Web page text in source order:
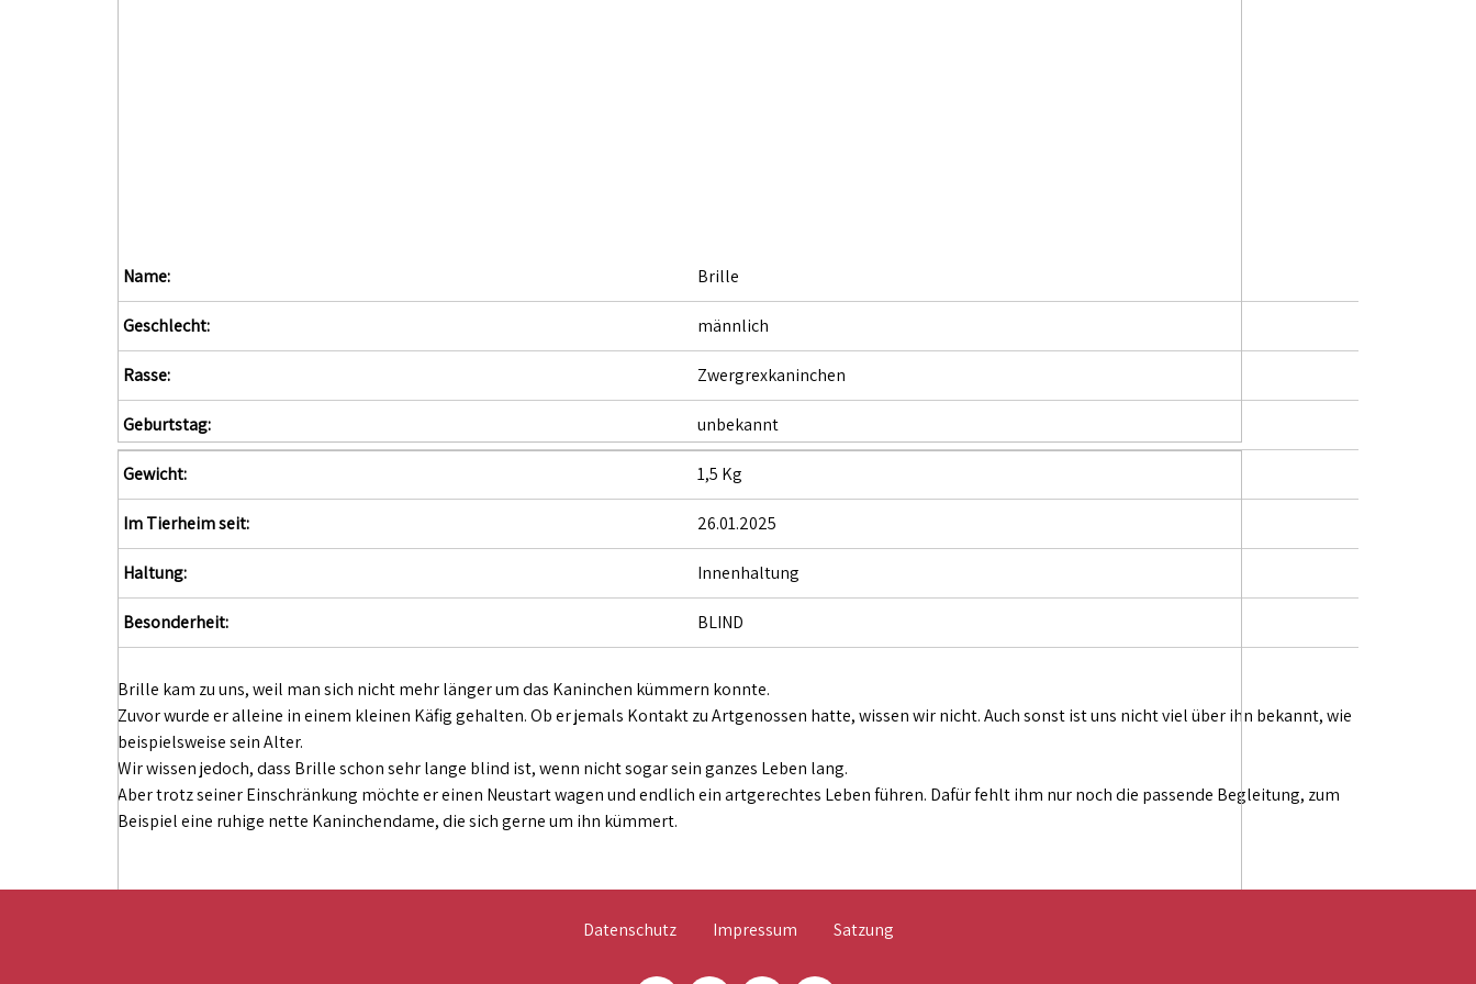
Name: Brille
Geschlecht: männlich
Rasse: Zwergrexkaninchen
Geburtstag: unbekannt
Gewicht: 1,5 Kg
Im Tierheim seit: 26.01.2025
Haltung: Innenhaltung
Besonderheit: BLIND
Brille kam zu uns, weil man sich nicht mehr länger um das Kaninchen kümmern konnte.
Zuvor wurde er alleine in einem kleinen Käfig gehalten. Ob er jemals Kontakt zu Artgenossen hatte, wissen wir nicht. Auch sonst ist uns nicht viel über ihn bekannt, wie
beispielsweise sein Alter.
Wir wissen jedoch, dass Brille schon sehr lange blind ist, wenn nicht sogar sein ganzes Leben lang.
Aber trotz seiner Einschränkung möchte er einen Neustart wagen und endlich ein artgerechtes Leben führen. Dafür fehlt ihm nur noch die passende Begleitung, zum
Beispiel eine ruhige nette Kaninchendame, die sich gerne um ihn kümmert.
Datenschutz Impressum Satzung